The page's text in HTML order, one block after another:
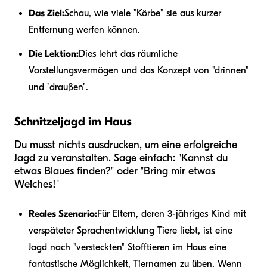
Das Ziel:Schau, wie viele "Körbe" sie aus kurzer
Entfernung werfen können.
Die Lektion:Dies lehrt das räumliche
Vorstellungsvermögen und das Konzept von "drinnen"
und "draußen".
Schnitzeljagd im Haus
Du musst nichts ausdrucken, um eine erfolgreiche
Jagd zu veranstalten. Sage einfach: "Kannst du
etwas Blaues finden?" oder "Bring mir etwas
Weiches!"
Reales Szenario:Für Eltern, deren 3-jähriges Kind mit
verspäteter Sprachentwicklung Tiere liebt, ist eine
Jagd nach "versteckten" Stofftieren im Haus eine
fantastische Möglichkeit, Tiernamen zu üben. Wenn